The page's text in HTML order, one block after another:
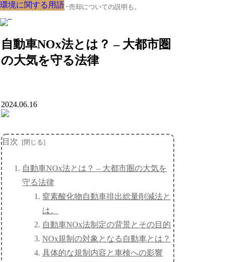
クルマの大辞典、購入･売却についての説明も。
自動車NOx法とは？ – 大都市圏
の大気を守る法律
環境に関する用語
2024.06.16
目次
自動車NOx法とは？ – 大都市圏の大気を
守る法律
窒素酸化物自動車排出総量削減法と
は。
自動車NOx法制定の背景とその目的
NOx規制の対象となる自動車とは？
具体的な規制内容と車検への影響
環境に関する用語
環境に関する用語
環境に関する用語
環境に関する用語
環境に関する用語
環境に関する用語
環境に関する用語
環境に関する用語